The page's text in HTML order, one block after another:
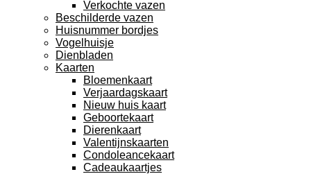
Verkochte vazen
Beschilderde vazen
Huisnummer bordjes
Vogelhuisje
Dienbladen
Kaarten
Bloemenkaart
Verjaardagskaart
Nieuw huis kaart
Geboortekaart
Dierenkaart
Valentijnskaarten
Condoleancekaart
Cadeaukaartjes